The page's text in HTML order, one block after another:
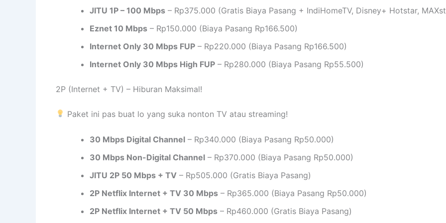
JITU 1P – 100 Mbps – Rp375.000 (Gratis Biaya Pasang + IndiHomeTV, Disney+ Hotstar,
Eznet 10 Mbps – Rp150.000 (Biaya Pasang Rp166.500)
Internet Only 30 Mbps FUP – Rp220.000 (Biaya Pasang Rp166.500)
Internet Only 30 Mbps High FUP – Rp280.000 (Biaya Pasang Rp55.500)
2P (Internet + TV) – Hiburan Maksimal!
Paket ini pas buat lo yang suka nonton TV atau streaming!
30 Mbps Digital Channel – Rp340.000 (Biaya Pasang Rp50.000)
30 Mbps Non-Digital Channel – Rp370.000 (Biaya Pasang Rp50.000)
JITU 2P 50 Mbps + TV – Rp505.000 (Gratis Biaya Pasang)
2P Netflix Internet + TV 30 Mbps – Rp365.000 (Biaya Pasang Rp50.000)
2P Netflix Internet + TV 50 Mbps – Rp460.000 (Gratis Biaya Pasang)